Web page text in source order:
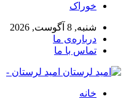
خوراک
شنبه, 8 آگوست, 2026
درباره‌ی ما
تماس با ما
امید لرستان -
خانه